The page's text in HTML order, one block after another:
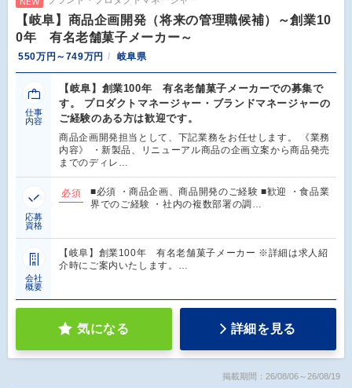
【岐阜】商品企画開発（将来の管理職候補）～創業10
0年 有名老舗菓子メーカー～
550万円～749万円 岐阜県
仕事
内容
【岐阜】創業100年 有名老舗菓子メーカーでの募集で
す。 プロダクトマネージャー・ブランドマネージャーの
ご経験のある方は歓迎です。
商品企画開発担当として、下記業務をお任せします。 《業務
内容》 ・新製品、リニューアル商品の企画立案から商品発売
までのディレ…
応募
資格
必須
■必須 ・商品企画、商品開発のご経験 ■歓迎 ・食品業
界でのご経験 ・社内の複数部署の調…
会社
概要
【岐阜】創業100年 有名老舗菓子メーカー ※詳細は求人紹
介時にご案内いたします。…
気になる 詳細を見る
掲載期間：26/08/06～26/08/19